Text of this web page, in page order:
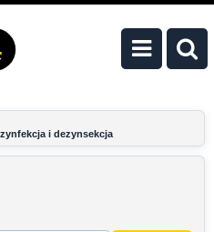
i dezynsekcja